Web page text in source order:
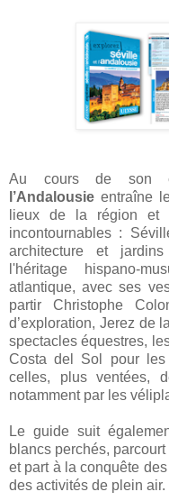
Au cours de son
l’Andalousie entraîne
lieux de la région et
incontournables :
architecture et
l'héritage hispano-
atlantique, avec ses
partir Christophe
d’exploration, Jerez de
spectacles équestres,
Costa del Sol pour
celles, plus ventées,
notamment par les
Le guide suit
blancs perchés,
et part à la conquête
des activités de plein air.